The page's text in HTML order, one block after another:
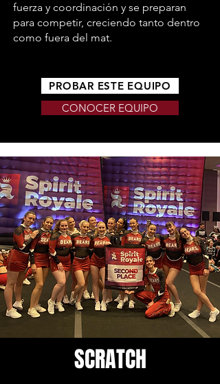
fuerza y coordinación y se preparan
para competir, creciendo tanto dentro
como fuera del mat.
PROBAR ESTE EQUIPO
CONOCER EQUIPO
SCRATCH